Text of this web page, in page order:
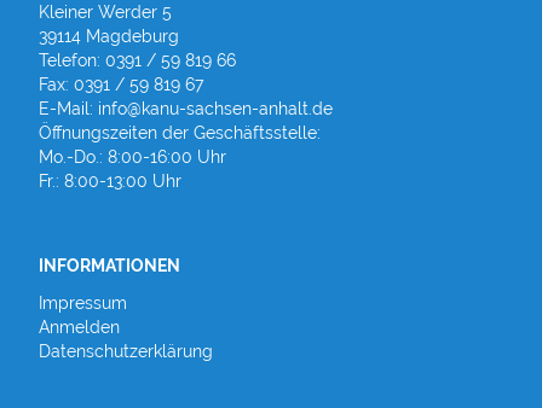
Kleiner Werder 5
39114 Magdeburg
Telefon: 0391 / 59 819 66
Fax: 0391 / 59 819 67
E-Mail: info@kanu-sachsen-anhalt.de
Öffnungszeiten der Geschäftsstelle:
Mo.-Do.: 8:00-16:00 Uhr
Fr.: 8:00-13:00 Uhr
INFORMATIONEN
Impressum
Anmelden
Datenschutzerklärung